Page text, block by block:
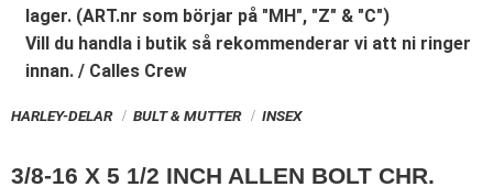
lager. (ART.nr som börjar på "MH", "Z" & "C")
Vill du handla i butik så rekommenderar vi att ni ringer
innan. / Calles Crew
HARLEY-DELAR BULT & MUTTER INSEX
3/8-16 X 5 1/2 INCH ALLEN BOLT CHR.